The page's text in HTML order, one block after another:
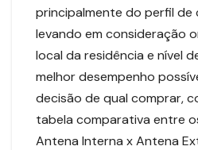
principalmente do perfil de
levando em consideração
local da residência e nível
melhor desempenho
decisão de qual comprar,
tabela comparativa entre
Antena Interna x Antena